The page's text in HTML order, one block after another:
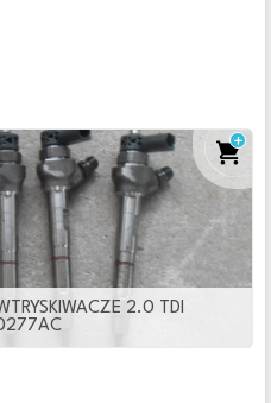
2.0 TDI